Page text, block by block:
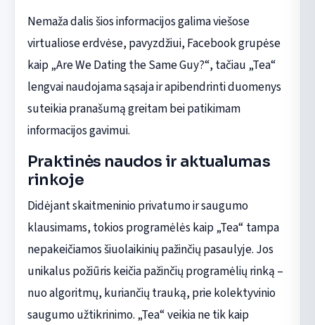
Nemaža dalis šios informacijos galima viešose
virtualiose erdvėse, pavyzdžiui, Facebook grupėse
kaip „Are We Dating the Same Guy?“, tačiau „Tea“
lengvai naudojama sąsaja ir apibendrinti duomenys
suteikia pranašumą greitam bei patikimam
informacijos gavimui.
Praktinės naudos ir aktualumas
rinkoje
Didėjant skaitmeninio privatumo ir saugumo
klausimams, tokios programėlės kaip „Tea“ tampa
nepakeičiamos šiuolaikinių pažinčių pasaulyje. Jos
unikalus požiūris keičia pažinčių programėlių rinką –
nuo algoritmų, kuriančių trauką, prie kolektyvinio
saugumo užtikrinimo. „Tea“ veikia ne tik kaip